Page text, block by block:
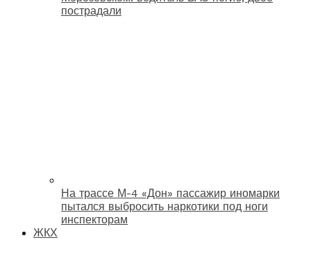
пострадали
На трассе М-4 «Дон» пассажир иномарки
пытался выбросить наркотики под ноги
инспекторам
ЖКХ